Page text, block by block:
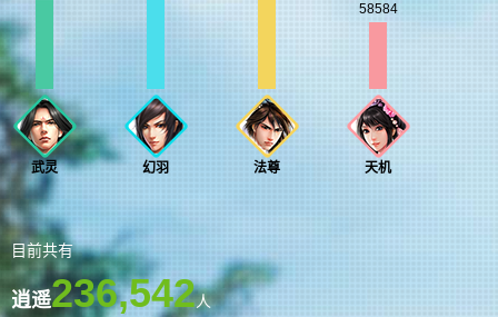
武灵 幻羽 法尊
58584
天机
目前共有
逍遥236,542人